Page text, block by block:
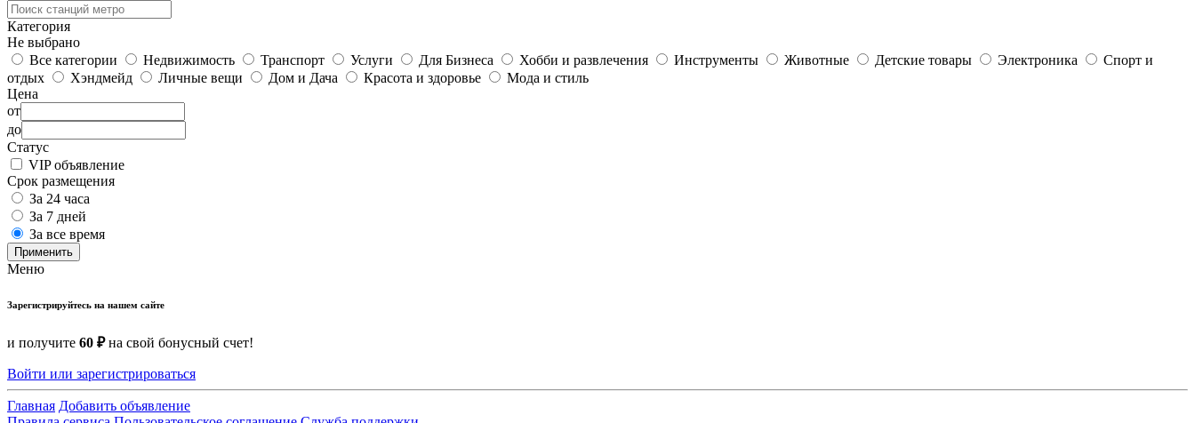
Категория
Не выбрано
Все категории
Недвижимость Транспорт Услуги Для Бизнеса Хобби и развлечения Инструменты Животные Детские товары Электроника
Спорт и
отдых
Хэндмейд Личные вещи Дом и Дача Красота и здоровье
Мода и стиль
Цена
от
до
Статус
VIP объявление
Срок размещения
За 24 часа
За 7 дней
За все время
Применить
Меню
Зарегистрируйтесь на нашем сайте
и получите 60 ₽на свой бонусный счет!
Войти или зарегистрироваться
Главная Добавить объявление